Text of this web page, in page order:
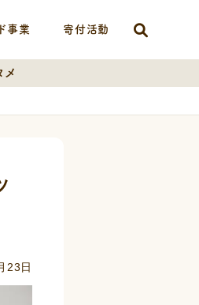
事業 寄付活動
メ
23日